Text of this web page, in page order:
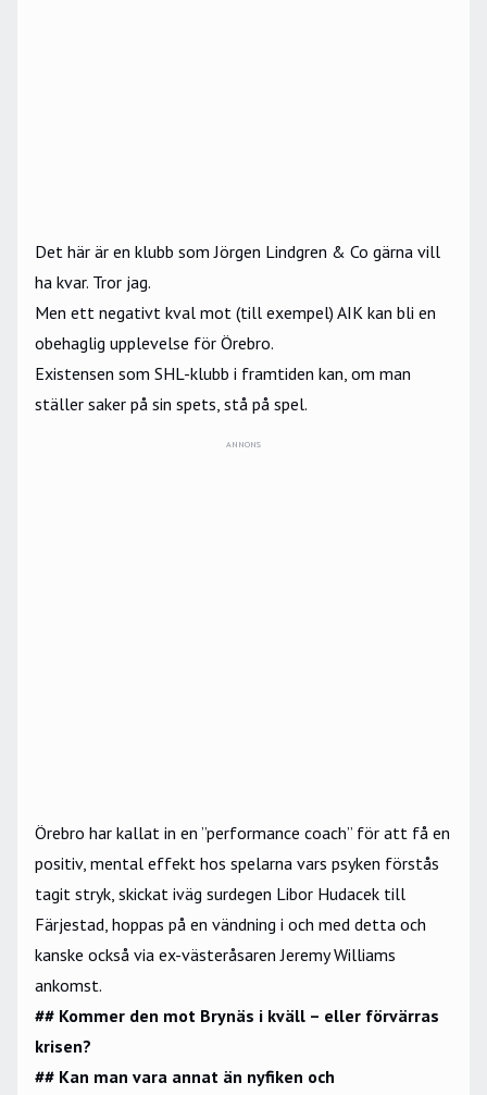
Det här är en klubb som Jörgen Lindgren & Co gärna vill
ha kvar. Tror jag.
Men ett negativt kval mot (till exempel) AIK kan bli en
obehaglig upplevelse för Örebro.
Existensen som SHL-klubb i framtiden kan, om man
ställer saker på sin spets, stå på spel.
ANNONS
Örebro har kallat in en ”performance coach” för att få en
positiv, mental effekt hos spelarna vars psyken förstås
tagit stryk, skickat iväg surdegen Libor Hudacek till
Färjestad, hoppas på en vändning i och med detta och
kanske också via ex-västeråsaren Jeremy Williams
ankomst.
## Kommer den mot Brynäs i kväll – eller förvärras
krisen?
## Kan man vara annat än nyfiken och